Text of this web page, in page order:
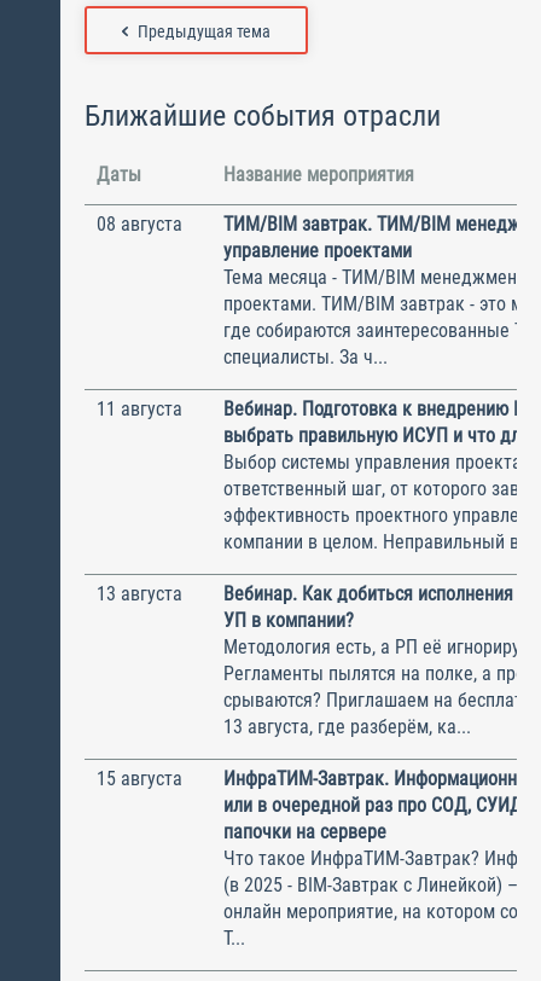
Предыдущая тема
Ближайшие события отрасли
Даты Название мероприятия
08 августа
ТИМ/BIM завтрак. ТИМ/BIM
управление проектами
Тема месяца - ТИМ/BIM менеджмент и
проектами. ТИМ/BIM завтрак - это
где собираются заинтересованные
специалисты. За ч...
11 августа
Вебинар. Подготовка к внедрению
выбрать правильную ИСУП и что для
Выбор системы управления
ответственный шаг, от которого
эффективность проектного
компании в целом. Неправильный
13 августа
Вебинар. Как добиться исполнения
УП в компании?
Методология есть, а РП её
Регламенты пылятся на полке, а
срываются? Приглашаем на
13 августа, где разберём, ка...
15 августа
ИнфраТИМ-Завтрак.
или в очередной раз про СОД, СУИД и
папочки на сервере
Что такое ИнфраТИМ-Завтрак?
(в 2025 - BIM-Завтрак с Линейкой) –
онлайн мероприятие, на котором
Т...